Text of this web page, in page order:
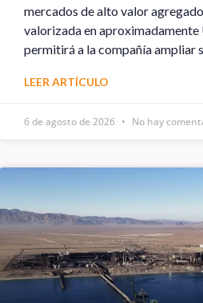
mercados de alto valor
valorizada en aproximadamente
permitirá a la compañía ampliar
LEER ARTÍCULO
6 de agosto de 2026 No hay